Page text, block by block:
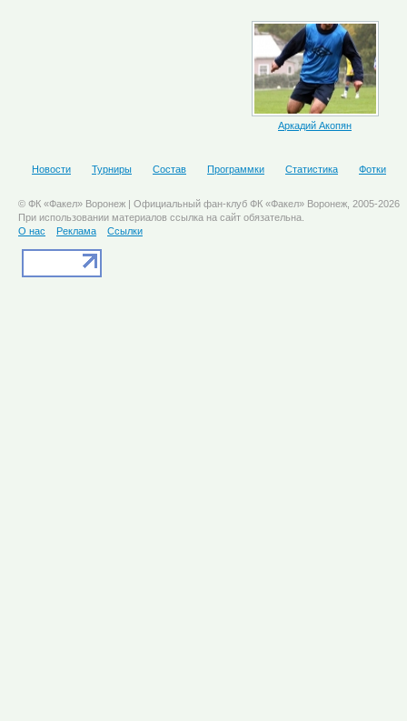
Аркадий Акопян
Новости Турниры Состав Программки Статистика Фотки
© ФК «Факел» Воронеж | Официальный фан-клуб ФК «Факел» Воронеж, 2005-2026
При использовании материалов ссылка на сайт обязательна.
О нас
Реклама Ссылки